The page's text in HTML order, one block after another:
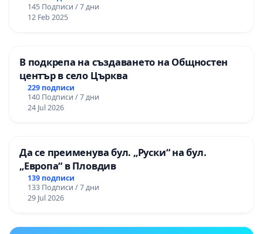
145 Подписи / 7 дни
12 Feb 2025
В подкрепа на създаването на Общностен
център в село Църква
229 подписи
140 Подписи / 7 дни
24 Jul 2026
Да се преименува бул. „Руски“ на бул.
„Европа“ в Пловдив
139 подписи
133 Подписи / 7 дни
29 Jul 2026